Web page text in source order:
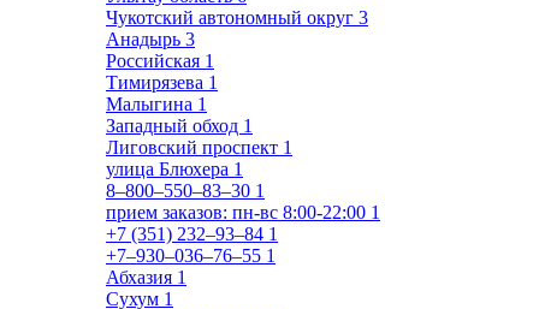
Чукотский автономный округ 3
Анадырь 3
Российская 1
Тимирязева 1
Малыгина 1
Западный обход 1
Лиговский проспект 1
улица Блюхера 1
8‒800‒550‒83‒30 1
прием заказов: пн-вс 8:00-22:00 1
+7 (351) 232‒93‒84 1
+7‒930‒036‒76‒55 1
Абхазия 1
Сухум 1